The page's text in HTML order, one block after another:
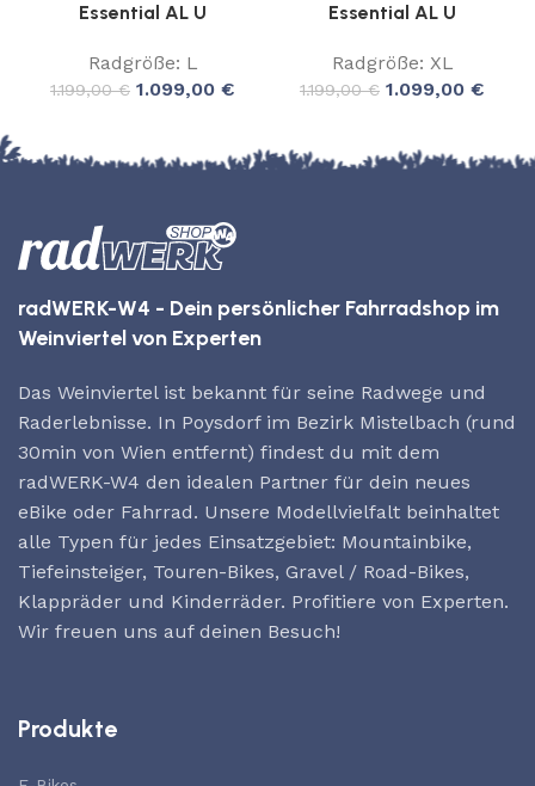
Essential AL U
Radgröße: L
1.199,00€ 1.099,00 €
Essential AL U
Radgröße: XL
1.199,00€ 1.099,00 €
radWERK-W4 - Dein persönlicher Fahrradshop im
Weinviertel von Experten
Das Weinviertel ist bekannt für seine Radwege und
Raderlebnisse. In Poysdorf im Bezirk Mistelbach (rund
30min von Wien entfernt) findest du mit dem
radWERK-W4 den idealen Partner für dein neues
eBike oder Fahrrad. Unsere Modellvielfalt beinhaltet
alle Typen für jedes Einsatzgebiet: Mountainbike,
Tiefeinsteiger, Touren-Bikes, Gravel / Road-Bikes,
Klappräder und Kinderräder. Profitiere von Experten.
Wir freuen uns auf deinen Besuch!
Produkte